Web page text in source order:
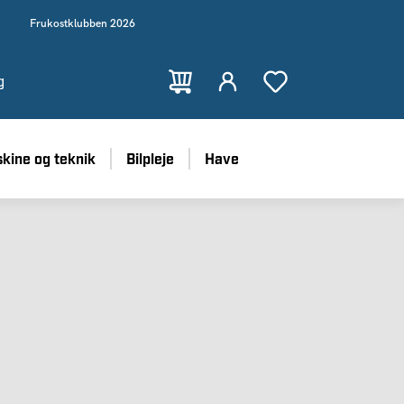
Frukostklubben 2026
og teknik Bilpleje Have